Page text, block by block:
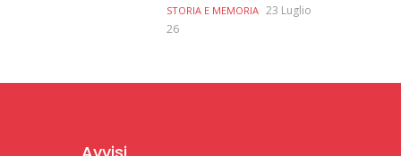
STORIA E MEMORIA 23 Luglio
26